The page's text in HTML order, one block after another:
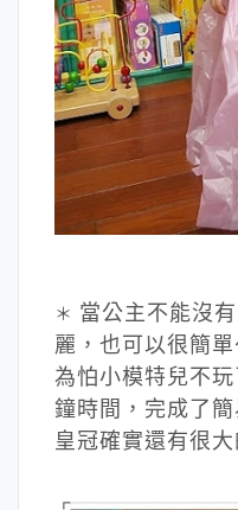
＊ 當公主不能沒
麗，也可以很簡
為怕小模特兒不
鐘時間，完成了
皇冠確實還有很大